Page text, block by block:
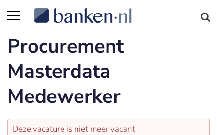
Procurement
Masterdata
Medewerker
Deze vacature is niet meer vacant